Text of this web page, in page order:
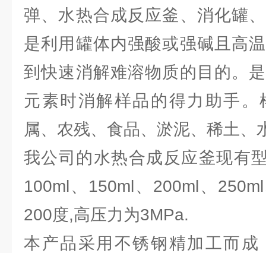
弹、水热合成反应釜、消化罐
是利用罐体内强酸或强碱且高
到快速消解难溶物质的目的。
元素时消解样品的得力助手
属、农残、食品、淤泥、稀土、
我公司的水热合成反应釜现有
100ml、150ml、200ml、
200度,高压力为3MPa.
本产品采用不锈钢精加工而成